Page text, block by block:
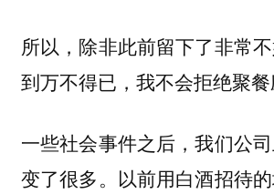
所以，除非此前留下了非常
到万不得已，我不会拒绝聚餐
一些社会事件之后，我们公
变了很多。以前用白酒招待